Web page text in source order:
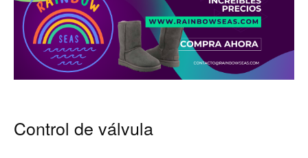
Control de válvula